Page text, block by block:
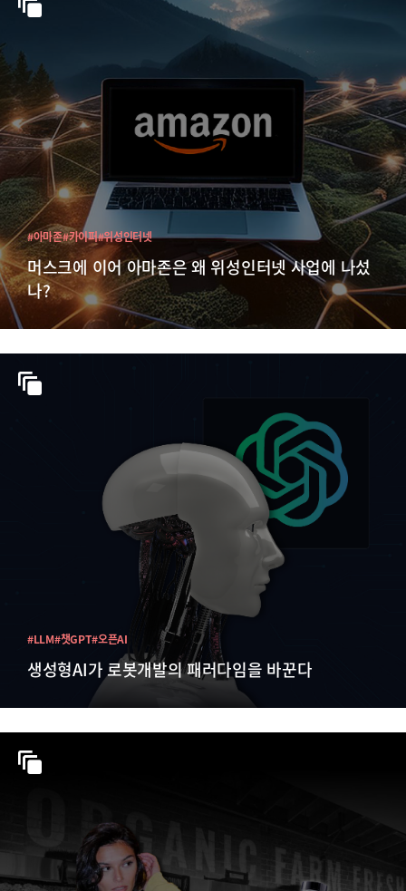
머스크에 이어 아마존은 왜 위성인터넷 사업에 나섰
나?
#아마존#카이퍼#위성인터넷
생성형AI가 로봇개발의 패러다임을 바꾼다
#LLM#챗GPT#오픈AI